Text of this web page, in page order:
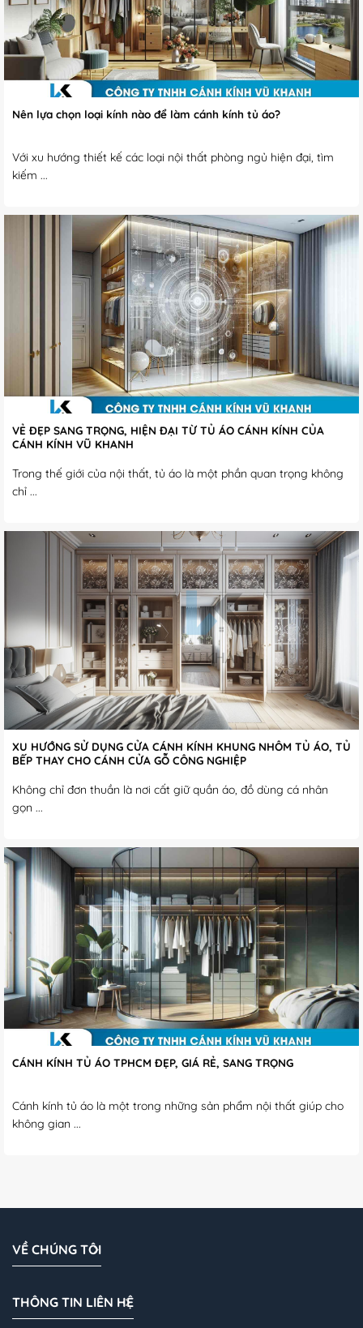
Nên lựa chọn loại kính nào để làm cánh kính tủ áo?
Với xu hướng thiết kế các loại nội thất phòng ngủ hiện đại, tìm
kiếm ...
VẺ ĐẸP SANG TRỌNG, HIỆN ĐẠI TỪ TỦ ÁO CÁNH KÍNH CỦA
CÁNH KÍNH VŨ KHANH
Trong thế giới của nội thất, tủ áo là một phần quan trọng không
chỉ ...
XU HƯỚNG SỬ DỤNG CỬA CÁNH KÍNH KHUNG NHÔM TỦ ÁO, TỦ
BẾP THAY CHO CÁNH CỬA GỖ CÔNG NGHIỆP
Không chỉ đơn thuần là nơi cất giữ quần áo, đồ dùng cá nhân
gọn ...
CÁNH KÍNH TỦ ÁO TPHCM ĐẸP, GIÁ RẺ, SANG TRỌNG
Cánh kính tủ áo là một trong những sản phẩm nội thất giúp cho
không gian ...
VỀ CHÚNG TÔI
THÔNG TIN LIÊN HỆ